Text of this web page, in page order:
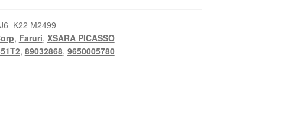
M2499
, Faruri, XSARA PICASSO
, 89032868, 9650005780